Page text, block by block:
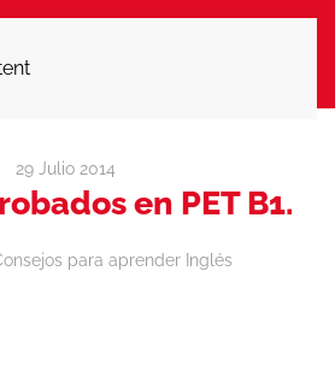
29 Julio 2014
en PET B1.
para aprender Inglés